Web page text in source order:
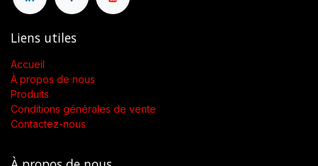
Liens utiles
Accueil
À propos de nous
Produits
Conditions générales de vente
Contactez-nous